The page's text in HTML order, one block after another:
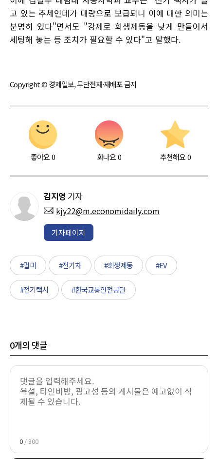
고 있는 추세인데가 대량으로 보급되니 이에 대한 의미는
분명히 있다"면서도 "강제로 회생제동을 낮게 만들어서
세팅해 놓는 등 조치가 필요할 수 있다"고 말했다.
Copyright © 경제일보, 무단전재·재배포 금지
좋아요0 화나요0 추천해요 0
김지영 기자
kjy22@m.economidaily.com
기자페이지
#멀미 #전기차 #회생제동 #EV
#전기택시 #한국교통안전공단
0개의 댓글
0 / 300